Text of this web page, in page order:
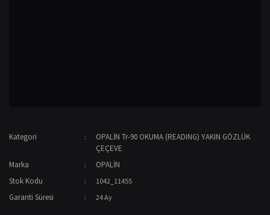
Kategori
OPALİN Tr-90 OKUMA (READING) YAKIN GÖZLÜK
ÇEÇEVE
Marka
OPALİN
Stok Kodu
1042_11455
Garanti Süresi 24 Ay